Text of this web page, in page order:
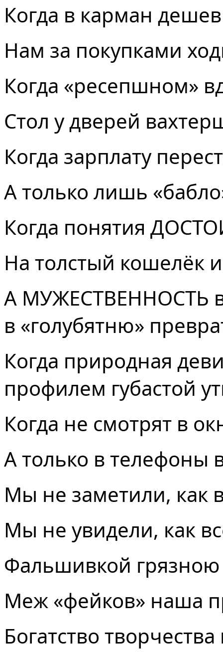
Когда в карман
Нам за покупками
Когда «ресепшном»
Стол у дверей
Когда зарплату
А только лишь
Когда понятия
На толстый кошелёк
А МУЖЕСТВЕННОСТЬ
в «голубятню»
Когда природная
профилем губастой
Когда не смотрят в
А только в телефоны
Мы не заметили, как
Мы не увидели, как
Фальшивкой
Меж «фейков» наша
Богатство